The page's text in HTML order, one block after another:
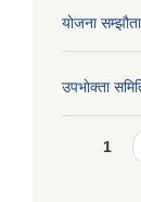
याेजना
उपभाेक्ता
Pages
1